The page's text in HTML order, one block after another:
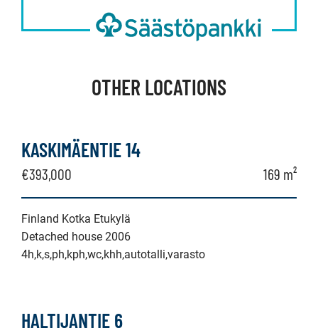
OTHER LOCATIONS
KASKIMÄENTIE 14
€393,000 169 m²
Finland Kotka Etukylä
Detached house 2006
4h,k,s,ph,kph,wc,khh,autotalli,varasto
HALTIJANTIE 6